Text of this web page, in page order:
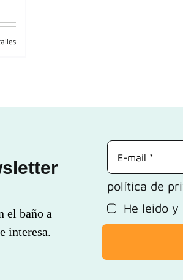
el baño a
interesa.
política de
He leido y